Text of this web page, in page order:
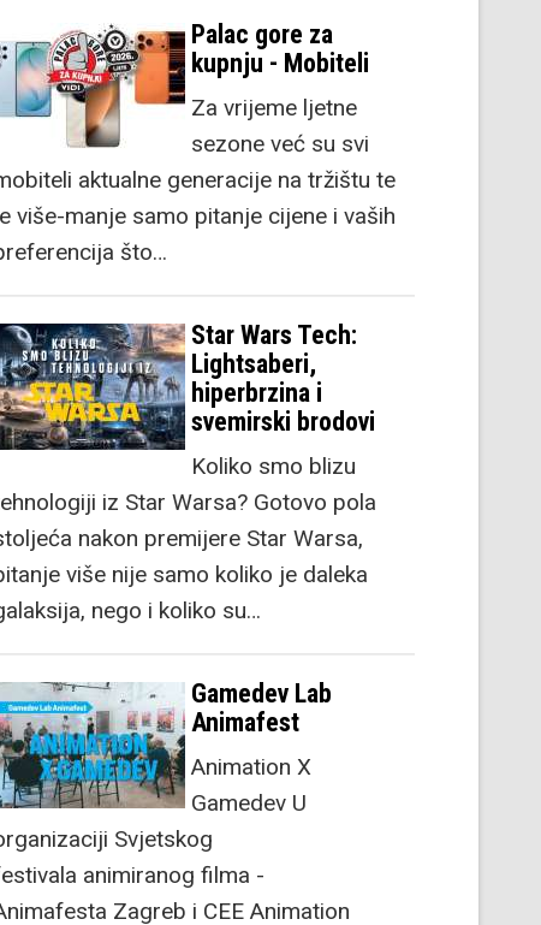
Palac gore za
kupnju - Mobiteli
Za vrijeme ljetne
sezone već su svi
aktualne generacije na tržištu te
više-manje samo pitanje cijene i vaših
što…
Star Wars Tech:
Lightsaberi,
hiperbrzina i
svemirski brodovi
Koliko smo blizu
iz Star Warsa? Gotovo pola
nakon premijere Star Warsa,
više nije samo koliko je daleka
nego i koliko su…
Gamedev Lab
Animafest
Animation X
Gamedev U
Svjetskog
animiranog filma -
Zagreb i CEE Animation